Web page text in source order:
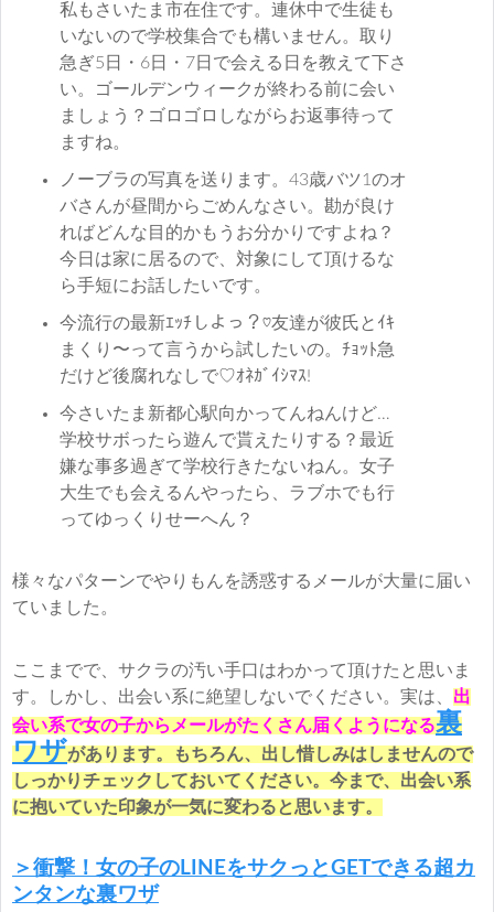
私もさいたま市在住です。連休中で生徒も
いないので学校集合でも構いません。取り
急ぎ5日・6日・7日で会える日を教えて下さ
い。ゴールデンウィークが終わる前に会い
ましょう？ゴロゴロしながらお返事待って
ますね。
ノーブラの写真を送ります。43歳バツ1のオ
バさんが昼間からごめんなさい。勘が良け
ればどんな目的かもうお分かりですよね？
今日は家に居るので、対象にして頂けるな
ら手短にお話したいです。
今流行の最新ｴｯﾁしよっ？♡友達が彼氏とｲｷ
まくり〜って言うから試したいの。ﾁｮｯﾄ急
だけど後腐れなしで♡ｵﾈｶﾞｲｼﾏｽ!
今さいたま新都心駅向かってんねんけど…
学校サボったら遊んで貰えたりする？最近
嫌な事多過ぎて学校行きたないねん。女子
大生でも会えるんやったら、ラブホでも行
ってゆっくりせーへん？
様々なパターンでやりもんを誘惑するメールが大量に届い
ていました。
ここまでで、サクラの汚い手口はわかって頂けたと思いま
す。しかし、出会い系に絶望しないでください。実は、 出
会い系で女の子からメールがたくさん届くようになる裏
ワザがあります。もちろん、出し惜しみはしませんので
しっかりチェックしておいてください。今まで、出会い系
に抱いていた印象が一気に変わると思います。
＞衝撃！女の子のLINEをサクっとGETできる超カ
ンタンな裏ワザ